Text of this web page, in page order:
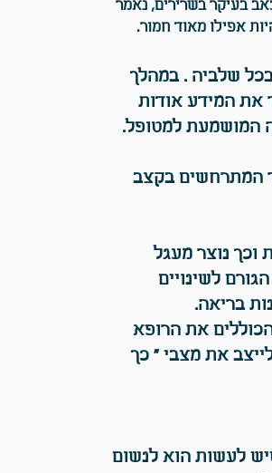
בעיקר בשרירים, נאמר
אפילו מאוד חמור.
שלביה . במהלך
את המידע אודות
המושמעת למטופל.
המתרחשים בקצב
וכך נוצר מעגל
לשינויים
בריאה.
את הרופא
את מצבי " כך
לעשות הוא לנשום